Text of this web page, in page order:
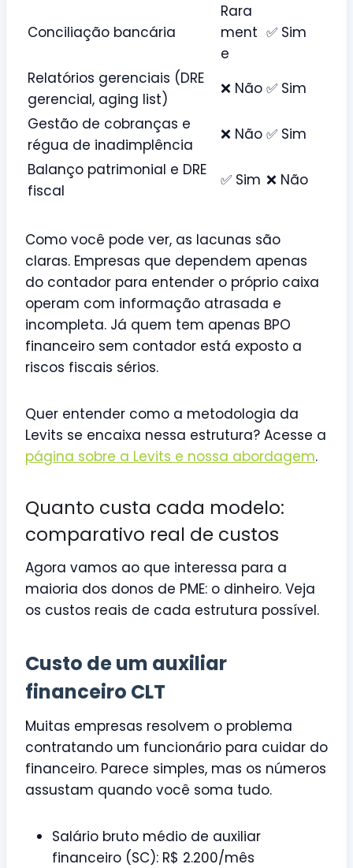
Conciliação bancária
Rara
ment
e
✅ Sim
Relatórios gerenciais (DRE
gerencial, aging list)
❌ Não ✅ Sim
Gestão de cobranças e
régua de inadimplência
❌ Não ✅ Sim
Balanço patrimonial e DRE
fiscal
✅ Sim ❌ Não
Como você pode ver, as lacunas são
claras. Empresas que dependem apenas
do contador para entender o próprio caixa
operam com informação atrasada e
incompleta. Já quem tem apenas BPO
financeiro sem contador está exposto a
riscos fiscais sérios.
Quer entender como a metodologia da
Levits se encaixa nessa estrutura? Acesse a
página sobre a Levits e nossa abordagem.
Quanto custa cada modelo:
comparativo real de custos
Agora vamos ao que interessa para a
maioria dos donos de PME: o dinheiro. Veja
os custos reais de cada estrutura possível.
Custo de um auxiliar
financeiro CLT
Muitas empresas resolvem o problema
contratando um funcionário para cuidar do
financeiro. Parece simples, mas os números
assustam quando você soma tudo.
Salário bruto médio de auxiliar
financeiro (SC): R$ 2.200/mês